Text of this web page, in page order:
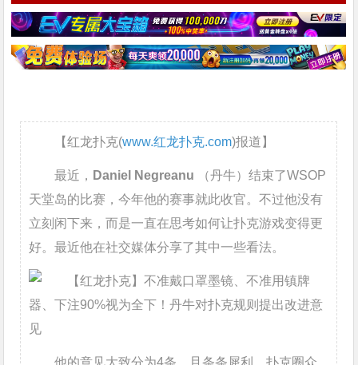
【红龙扑克(www.红龙扑克.com)报道】
最近， Daniel Negreanu （丹牛）结束了WSOP
天堂岛的比赛，今年他的赛事就此收官。不过他没有
立刻闲下来，而是一直在思考如何让扑克游戏变得更
好。最近他在社交媒体分享了其中一些看法。
他的意见大致分为4条，且条条犀利。扑克圈众